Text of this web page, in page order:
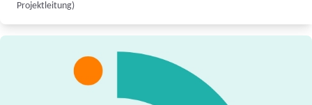
Projektleitung)